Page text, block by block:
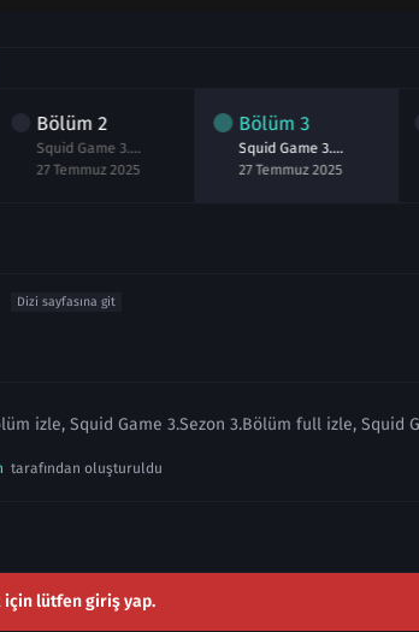
Bölüm2
Squid Game 3.Sezon 2.Bölüm izle
27 Temmuz 2025
Bölüm3
Squid Game 3.Sezon 3.Bölüm izle
27 Temmuz 2025
Dizi sayfasına git
izle, Squid Game 3.Sezon 3.Bölüm full izle,
tarafından oluşturuldu
için lütfen giriş yap.